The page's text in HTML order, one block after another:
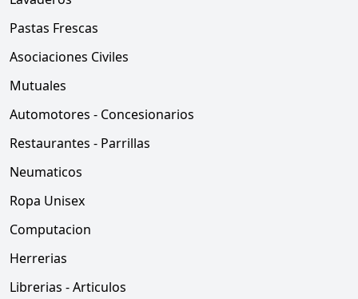
Pastas Frescas
Asociaciones Civiles
Mutuales
Automotores - Concesionarios
Restaurantes - Parrillas
Neumaticos
Ropa Unisex
Computacion
Herrerias
Librerias - Articulos